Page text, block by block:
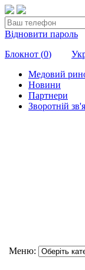
Відновити пароль
Блокнот (0)
Медовий
Новини
Партнери
Зворотній
Меню: